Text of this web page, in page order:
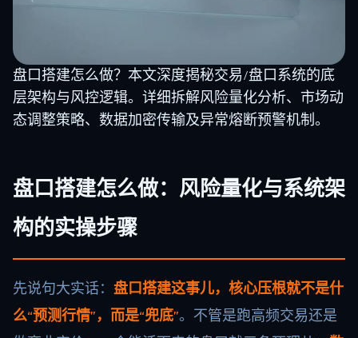
盘口搭建怎么做？本文深度揭秘交易/盘口系统的底
层架构与风控逻辑。详细拆解风险量化分析、市场动
态调整策略、数据加密传输及异常熔断预警机制。
盘口搭建怎么做：风险量化与系统架
构的实操步骤
先说句大实话： 盘口搭建这事儿，核心压根就不是什
么“预测行情”，而是“兜底”。不管是跑高频交易还是